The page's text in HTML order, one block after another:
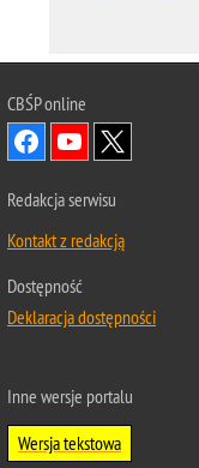
CBŚPonline
Redakcja serwisu
Kontakt z redakcją
Dostępność
Deklaracja dostępności
Inne wersje portalu
Wersja tekstowa